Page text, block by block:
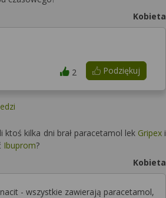
Kobieta
Podziękuj
2
ktoś kilka dni brał paracetamol lek Gripexi
Ibuprom?
Kobieta
- wszystkie zawierają paracetamol,